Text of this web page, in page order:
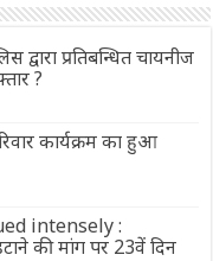
प्रतिबन्धित चायनीज
?
कार्यक्रम का हुआ
intensely :
की मांग पर 23वें दिन